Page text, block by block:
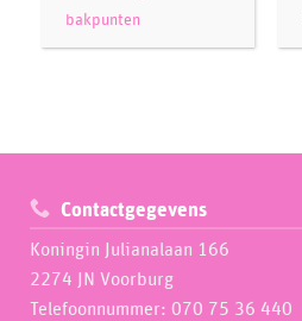
bakpunten
Contactgegevens
Koningin Julianalaan 166
2274 JN Voorburg
Telefoonnummer: 070 75 36 440